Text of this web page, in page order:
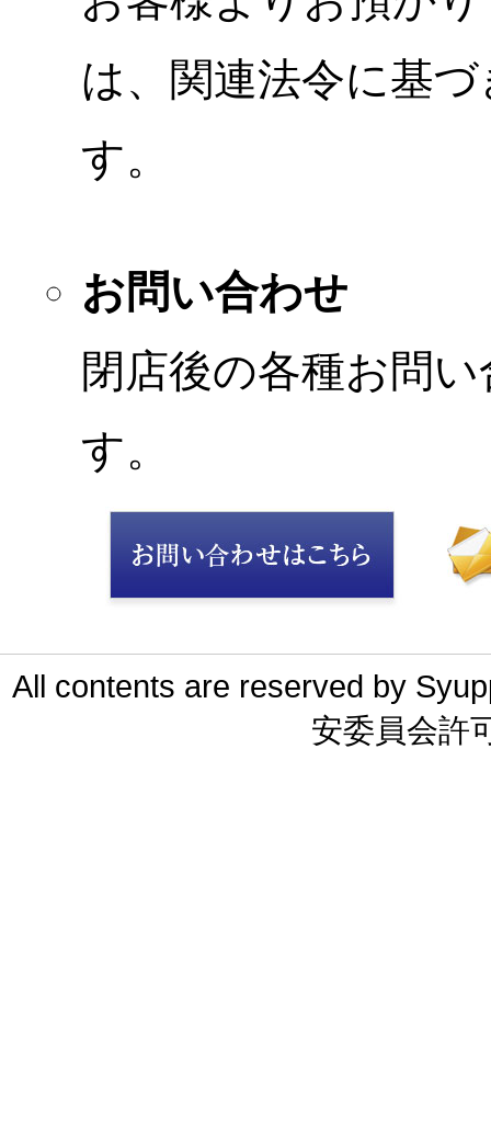
は、関連法令に基
す。
お問い合わせ
閉店後の各種お問
す。
All contents are reserved by
安委員会許